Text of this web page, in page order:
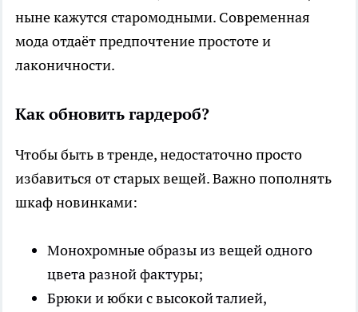
ныне кажутся старомодными. Современная
мода отдаёт предпочтение простоте и
лаконичности.
Как обновить гардероб?
Чтобы быть в тренде, недостаточно просто
избавиться от старых вещей. Важно пополнять
шкаф новинками:
Монохромные образы из вещей одного
цвета разной фактуры;
Брюки и юбки с высокой талией,